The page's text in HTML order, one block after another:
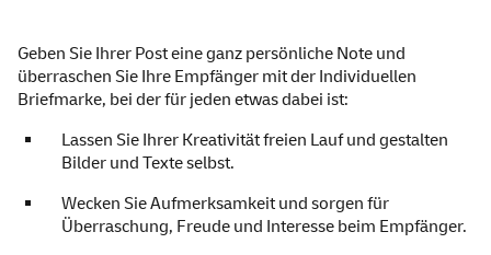
Geben Sie Ihrer Post eine ganz persönliche Note und
überraschen Sie Ihre Empfänger mit der Individuellen
Briefmarke, bei der für jeden etwas dabei ist:
Lassen Sie Ihrer Kreativität freien Lauf und gestalten
Bilder und Texte selbst.
Wecken Sie Aufmerksamkeit und sorgen für
Überraschung, Freude und Interesse beim Empfänger.